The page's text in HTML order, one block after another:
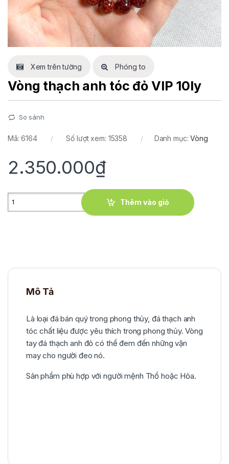
Xem trên tường Phóng to
Vòng thạch anh tóc đỏ VIP 10ly
So sánh
Mã:6164 Số lượt xem: 15358 Danh mục:Vòng
2.350.000₫
Quantity
Thêm vào giỏ
Mô Tả
Là loại đá bán quý trong phong thủy, đá thạch anh
tóc chất liệu được yêu thích trong phong thủy. Vòng
tay đá thạch anh đỏ có thể đem đến những vận
may cho người đeo nó.
Sản phẩm phù hợp với người mệnh Thổ hoặc Hỏa.